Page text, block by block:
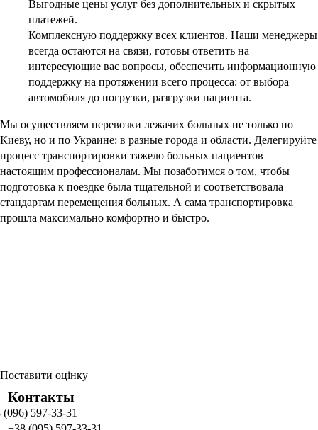
Выгодные цены услуг без дополнительных и скрытых
платежей.
Комплексную поддержку всех клиентов. Наши менеджеры
всегда остаются на связи, готовы ответить на
интересующие вас вопросы, обеспечить информационную
поддержку на протяжении всего процесса: от выбора
автомобиля до погрузки, разгрузки пациента.
Мы осуществляем перевозки лежачих больных не только по
Киеву, но и по Украине: в разные города и области. Делегируйте
процесс транспортировки тяжело больных пациентов
настоящим профессионалам. Мы позаботимся о том, чтобы
подготовка к поездке была тщательной и соответствовала
стандартам перемещения больных. А сама транспортировка
прошла максимально комфортно и быстро.
Поставити оцінку
Контакты
(096) 597-33-31